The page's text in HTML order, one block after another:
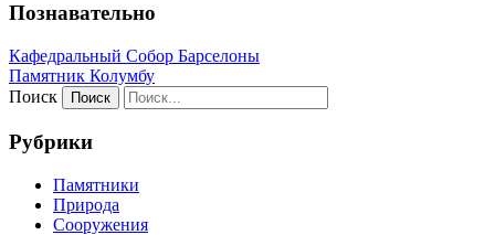
Познавательно
Кафeдрaльный Собор Барселоны
Пaмятник Колумбу
Поиск
Рубрики
Памятники
Природа
Сооружения